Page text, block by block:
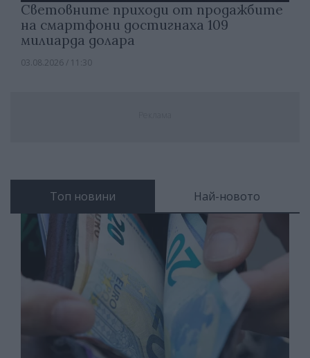
Световните приходи от продажбите
на смартфони достигнаха 109
милиарда долара
03.08.2026 / 11:30
Топ новини Най-новото